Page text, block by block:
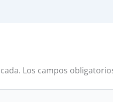
Los campos